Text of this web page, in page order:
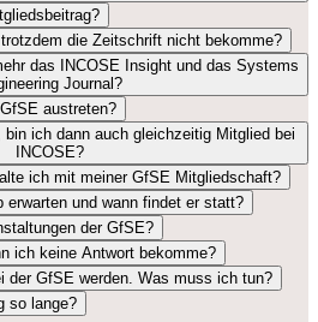
die Zeitschrift nicht bekomme?
das INCOSE Insight und das Systems
Journal?
austreten?
ich dann auch gleichzeitig Mitglied bei
INCOSE?
ich mit meiner GfSE Mitgliedschaft?
und wann findet er statt?
der GfSE?
ich keine Antwort bekomme?
der GfSE werden. Was muss ich tun?
so lange?